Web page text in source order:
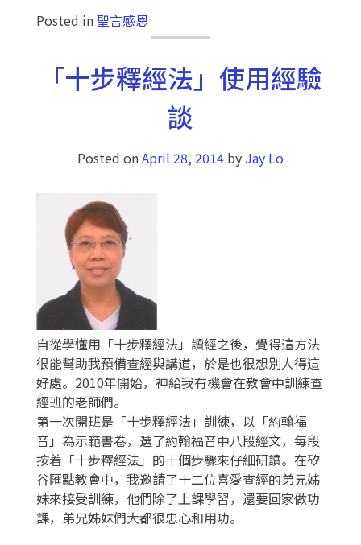
Posted in聖言感恩
「十步釋經法」使用經驗
談
Posted onApril 28, 2014by Jay Lo
自從學懂用「十步釋經法」讀經之後，覺得這方法
很能幫助我預備查經與講道，於是也很想別人得這
好處。2010年開始，神給我有機會在教會中訓練查
經班的老師們。
第一次開班是「十步釋經法」訓練，以「約翰福
音」為示範書卷，選了約翰福音中八段經文，每段
按着「十步釋經法」的十個步驟來仔細研讀。在矽
谷匯點教會中，我邀請了十二位喜愛查經的弟兄姊
妹來接受訓練，他們除了上課學習，還要回家做功
課，弟兄姊妹們大都很忠心和用功。